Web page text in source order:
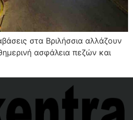
στα Βριλήσσια αλλάζουν
ασφάλεια πεζών και